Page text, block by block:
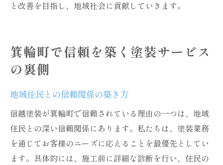
と改善を目指し、地域社会に貢献していきます。
箕輪町で信頼を築く塗装サービス
の裏側
地域住民との信頼関係の築き方
信越塗装が箕輪町で信頼されている理由の一つは、地域
住民との深い信頼関係にあります。私たちは、塗装業務
を通じてお客様のニーズに応えることを最優先としてい
ます。具体的には、施工前に詳細な診断を行い、住民の